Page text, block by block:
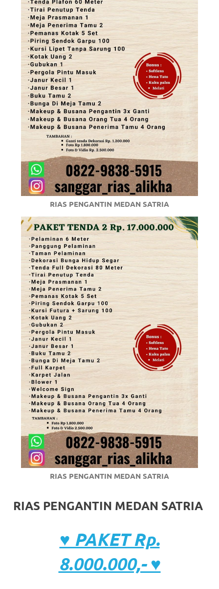
RIAS PENGANTIN MEDAN SATRIA
RIAS PENGANTIN MEDAN SATRIA
RIAS PENGANTIN MEDAN SATRIA
♥ PAKET Rp.
8.000.000,- ♥